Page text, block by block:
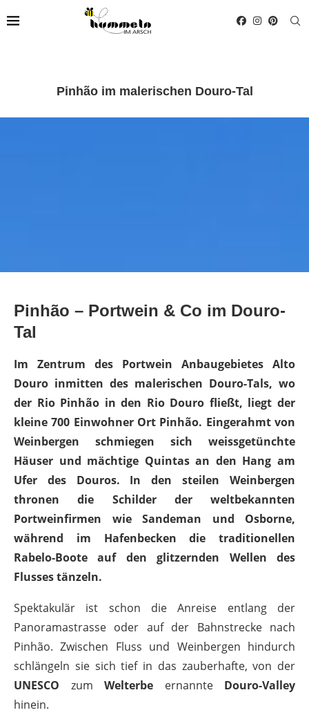
Pinhão im malerischen Douro-Tal
Pinhão – Portwein & Co im Douro-
Tal
Im Zentrum des Portwein Anbaugebietes Alto
Douro inmitten des malerischen Douro-Tals, wo
der Rio Pinhão in den Rio Douro fließt, liegt der
kleine 700 Einwohner Ort Pinhão. Eingerahmt von
Weinbergen schmiegen sich weissgetünchte
Häuser und mächtige Quintas an den Hang am
Ufer des Douros. In den steilen Weinbergen
thronen die Schilder der weltbekannten
Portweinfirmen wie Sandeman und Osborne,
während im Hafenbecken die traditionellen
Rabelo-Boote auf den glitzernden Wellen des
Flusses tänzeln.
Spektakulär ist schon die Anreise entlang der
Panoramastrasse oder auf der Bahnstrecke nach
Pinhão. Zwischen Fluss und Weinbergen hindurch
schlängeln sie sich tief in das zauberhafte, von der
UNESCO zum Welterbe ernannte Douro-Valley
hinein.